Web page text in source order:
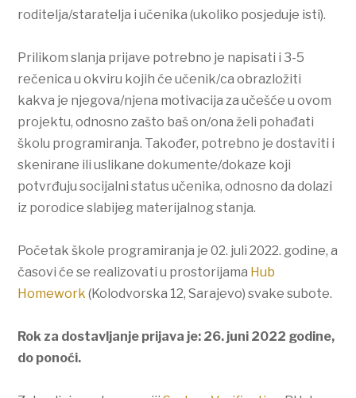
roditelja/staratelja i učenika (ukoliko posjeduje isti).
Prilikom slanja prijave potrebno je napisati i 3-5
rečenica u okviru kojih će učenik/ca obrazložiti
kakva je njegova/njena motivacija za učešće u ovom
projektu, odnosno zašto baš on/ona želi pohađati
školu programiranja. Također, potrebno je dostaviti i
skenirane ili uslikane dokumente/dokaze koji
potvrđuju socijalni status učenika, odnosno da dolazi
iz porodice slabijeg materijalnog stanja.
Početak škole programiranja je 02. juli 2022. godine, a
časovi će se realizovati u prostorijama Hub
Homework (Kolodvorska 12, Sarajevo) svake subote.
Rok za dostavljanje prijava je: 26. juni 2022 godine,
do ponoći.